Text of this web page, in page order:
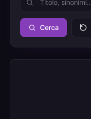
Cerca